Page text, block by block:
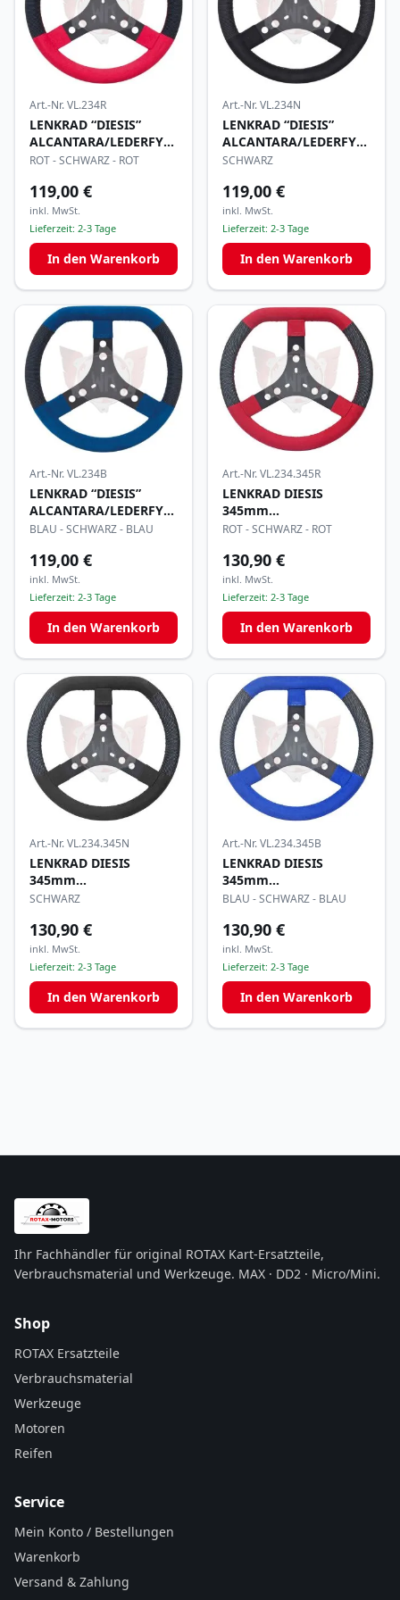
Art.-Nr.VL.234R
LENKRAD “DIESIS”
ALCANTARA/LEDERFYLON
320mm
ROT - SCHWARZ - ROT
119,00 €
inkl. MwSt.
Lieferzeit: 2-3 Tage
In den Warenkorb
Art.-Nr.VL.234N
LENKRAD “DIESIS”
ALCANTARA/LEDERFYLON
320mm
SCHWARZ
119,00 €
inkl. MwSt.
Lieferzeit: 2-3 Tage
In den Warenkorb
Art.-Nr.VL.234B
LENKRAD “DIESIS”
ALCANTARA/LEDERFYLON
320mm
BLAU - SCHWARZ - BLAU
119,00 €
inkl. MwSt.
Lieferzeit: 2-3 Tage
In den Warenkorb
Art.-Nr.VL.234.345R
LENKRAD DIESIS
345mm
ALCANTARA/LEDERFYLON
ROT - SCHWARZ - ROT
130,90 €
inkl. MwSt.
Lieferzeit: 2-3 Tage
In den Warenkorb
Art.-Nr.VL.234.345N
LENKRAD DIESIS
345mm
ALCANTARA/LEDERFYLON
SCHWARZ
130,90 €
inkl. MwSt.
Lieferzeit: 2-3 Tage
In den Warenkorb
Art.-Nr.VL.234.345B
LENKRAD DIESIS
345mm
ALCANTARA/LEDERFYLON
BLAU - SCHWARZ - BLAU
130,90 €
inkl. MwSt.
Lieferzeit: 2-3 Tage
In den Warenkorb
Ihr Fachhändler für original ROTAX Kart-Ersatzteile,
Verbrauchsmaterial und Werkzeuge. MAX · DD2 · Micro/Mini.
Shop
ROTAX Ersatzteile
Verbrauchsmaterial
Werkzeuge
Motoren
Reifen
Service
Mein Konto / Bestellungen
Warenkorb
Versand & Zahlung